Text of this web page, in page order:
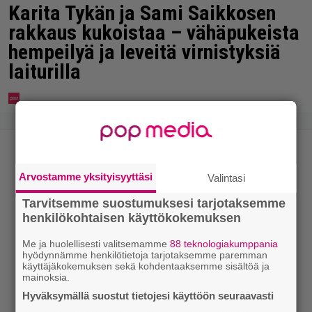
Karita Tykän ja Sami Saikkosen
rakkaus kukoistaa – vähäpukeista
hempeilyä ja leveitä virnistyksiä
laiturilla
Arvostamme yksityisyyttäsi Valintasi
Tarvitsemme suostumuksesi tarjotaksemme
henkilökohtaisen käyttökokemuksen
Me ja huolellisesti valitsemamme88 teknologiakumppania
hyödynnämme henkilötietoja tarjotaksemme paremman
käyttäjäkokemuksen sekä kohdentaaksemme sisältöä ja
mainoksia.
Hyväksymällä suostut tietojesi käyttöön seuraavasti